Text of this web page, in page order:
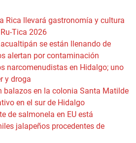
Rica llevará gastronomía y cultura
Tica 2026
se están llenando de
alertan por contaminación
narcomenudistas en Hidalgo; uno
y droga
balazos en la colonia Santa Matilde
en el sur de Hidalgo
de salmonela en EU está
jalapeños procedentes de